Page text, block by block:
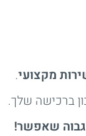
מקצועי.
ברכישה שלך.
גבוה שאפשר!